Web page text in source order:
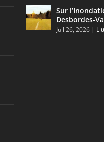
Sur
Desbordes-
Juil 26, 2026 |